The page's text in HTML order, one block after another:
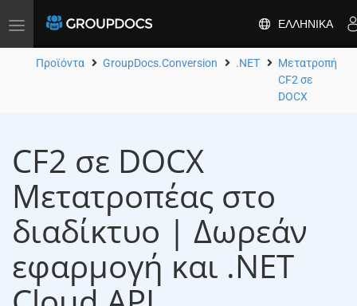
Toggle
ΕΛΛΗΝΙΚΆ
Προϊόντα GroupDocs.Conversion .NET
Μετατροπή
CF2 σε
DOCX
CF2 σε DOCX
Μετατροπέας στο
διαδίκτυο | Δωρεάν
εφαρμογή και .NET